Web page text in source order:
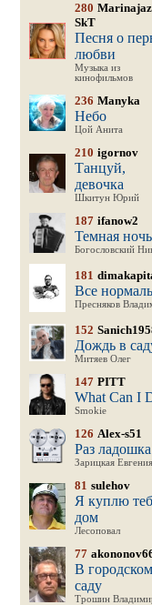
280
SkT
Песня о
любви
Музыка из
кинофильмов
236 Manyka
Небо
Цой Анита
210 igornov
Танцуй,
девочка
Шкитун Юрий
187 ifanow2
Темная ночь
Богословский
181
Все
Пресняков
152
Дождь в
Митяев Олег
147 PITT
What Can I
Smokie
126 Alex-s51
Раз ладошка
Зарицкая Евгения
81 sulehov
Я куплю
дом
Лесоповал
77
В городском
саду
Трошин